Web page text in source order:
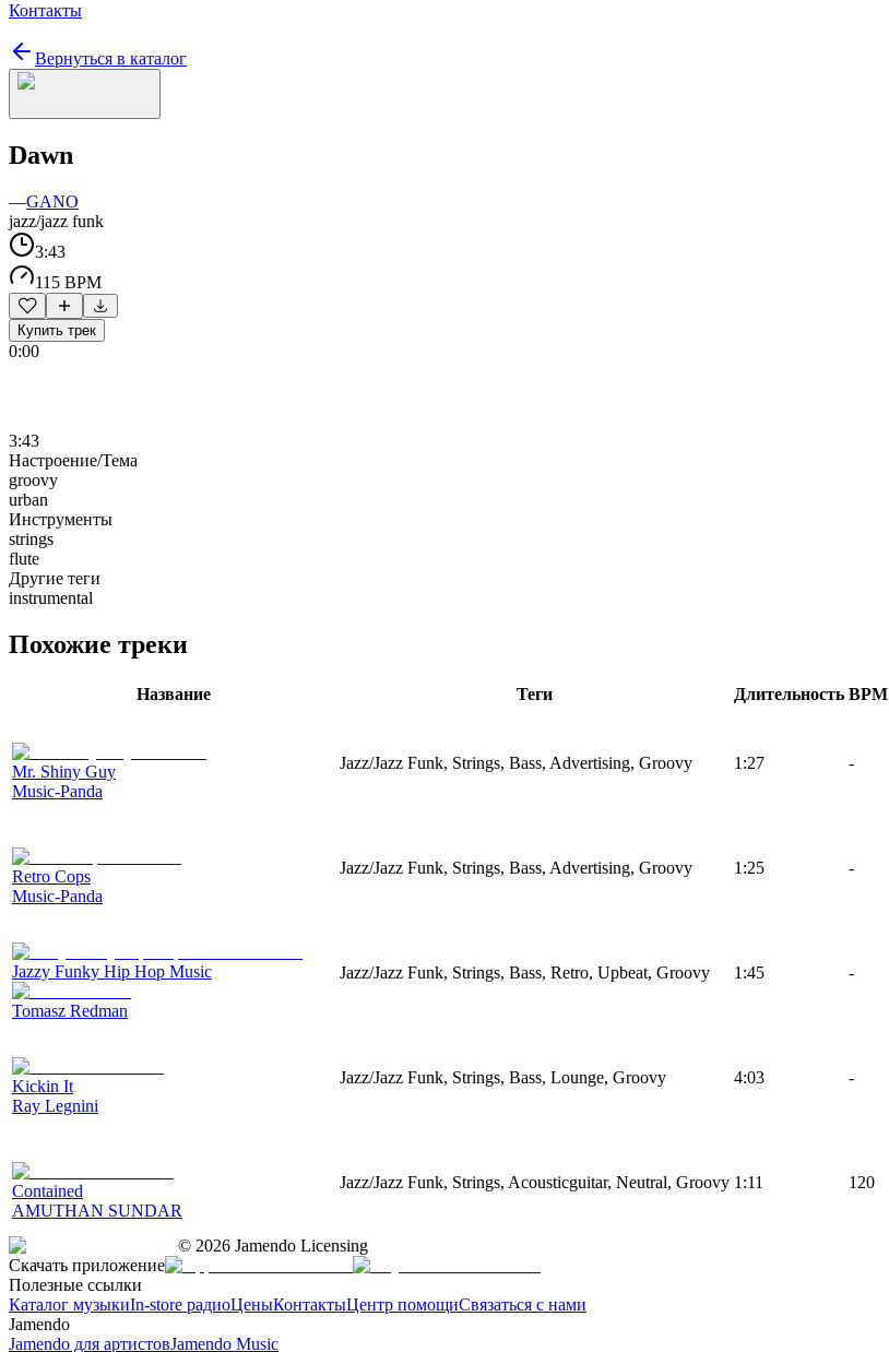
Контакты
Вернуться в каталог
Dawn
—GANO
jazz/jazz funk
3:43
115 BPM
Купить трек
0:00
3:43
Настроение/Тема
groovy
urban
Инструменты
strings
flute
Другие теги
instrumental
Похожие треки
Название Теги Длительность BPM
Mr. Shiny Guy
Music-Panda
Jazz/Jazz Funk, Strings, Bass, Advertising, Groovy 1:27 -
Retro Cops
Music-Panda
Jazz/Jazz Funk, Strings, Bass, Advertising, Groovy 1:25 -
Jazzy Funky Hip Hop Music
Tomasz Redman
Jazz/Jazz Funk, Strings, Bass, Retro, Upbeat, Groovy 1:45 -
Kickin It
Ray Legnini
Jazz/Jazz Funk, Strings, Bass, Lounge, Groovy 4:03 -
Contained
AMUTHAN SUNDAR
Jazz/Jazz Funk, Strings, Acousticguitar, Neutral, Groovy 1:11 120
© 2026 Jamendo Licensing
Скачать приложение
Полезные ссылки
Каталог музыкиIn-store радиоЦеныКонтактыЦентр помощиСвязаться с нами
Jamendo
Jamendo для артистовJamendo Music